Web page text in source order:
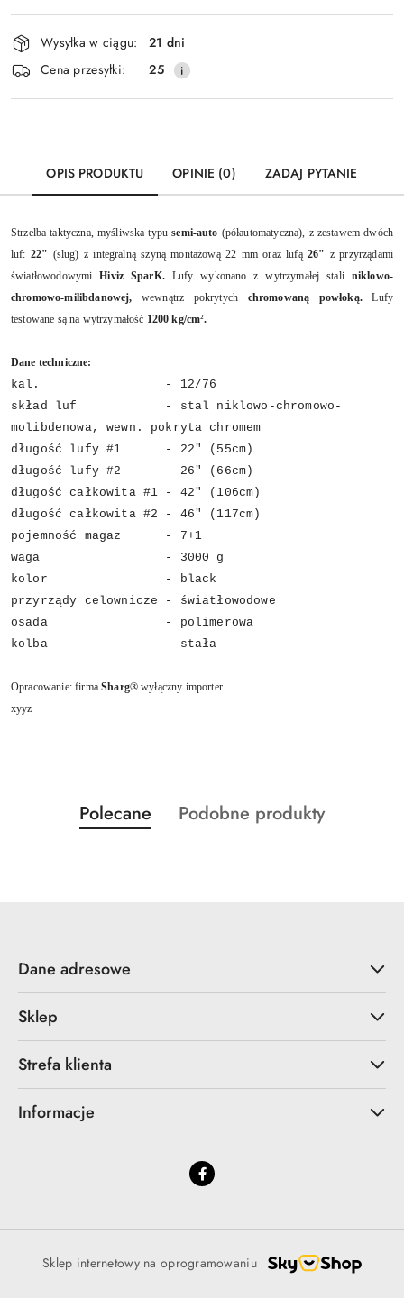
Wyślij
Dostępność
i
dostawa
Wysyłka w ciągu:
21 dni
Cena przesyłki:
25
OPIS PRODUKTU OPINIE (0) ZADAJ PYTANIE
Strzelba taktyczna, myśliwska typusemi-auto (półautomatyczna), z zestawem dwóch
luf: 22" (slug) z integralną szyną montażową 22 mm oraz lufą26" z przyrządami
światłowodowymiHiviz SparK. Lufy wykonano z wytrzymałej stali niklowo-
chromowo-milibdanowej, wewnątrz pokrytych chromowaną powłoką.Lufy
testowane są na wytrzymałość 1200 kg/cm².
Dane techniczne:
kal. - 12/76
skład luf - stal niklowo-chromowo-
molibdenowa, wewn. pokryta chromem
długość lufy #1 - 22" (55cm)
długość lufy #2 - 26" (66cm)
długość całkowita #1 - 42" (106cm)
długość całkowita #2 - 46" (117cm)
pojemność magaz - 7+1
waga - 3000 g
kolor - black
przyrządy celownicze - światłowodowe
osada - polimerowa
kolba - stała
Opracowanie: firmaSharg®wyłączny importer
xyyz
Pomiń karuzelę produktów
Produkty
o
Polecane
Produkty
Podobne produkty
Dane adresowe
Sklep
Strefa klienta
Informacje
Sklep internetowy na oprogramowaniu